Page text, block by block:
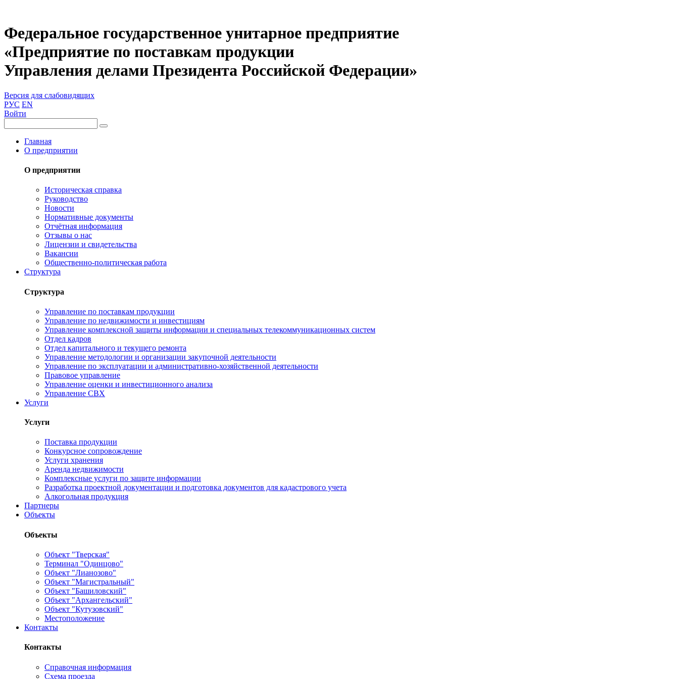
Федеральное государственное унитарное предприятие
«Предприятие по поставкам продукции
Управления делами Президента Российской Федерации»
Версия для слабовидящих
РУС EN
Войти
Главная
О предприятии
О предприятии
Историческая справка
Руководство
Новости
Нормативные документы
Отчётная информация
Отзывы о нас
Лицензии и свидетельства
Вакансии
Общественно-политическая работа
Структура
Структура
Управление по поставкам продукции
Управление по недвижимости и инвестициям
Управление комплексной защиты информации и специальных телекоммуникационных систем
Отдел кадров
Отдел капитального и текущего ремонта
Управление методологии и организации закупочной деятельности
Управление по эксплуатации и административно-хозяйственной деятельности
Правовое управление
Управление оценки и инвестиционного анализа
Управление СВХ
Услуги
Услуги
Поставка продукции
Конкурсное сопровождение
Услуги хранения
Аренда недвижимости
Комплексные услуги по защите информации
Разработка проектной документации и подготовка документов для кадастрового учета
Алкогольная продукция
Партнеры
Объекты
Объекты
Объект "Тверская"
Терминал "Одинцово"
Объект "Лианозово"
Объект "Магистральный"
Объект "Башиловский"
Объект "Архангельский"
Объект "Кутузовский"
Местоположение
Контакты
Контакты
Справочная информация
Схема проезда